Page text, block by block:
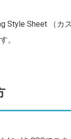
Style Sheet （
。